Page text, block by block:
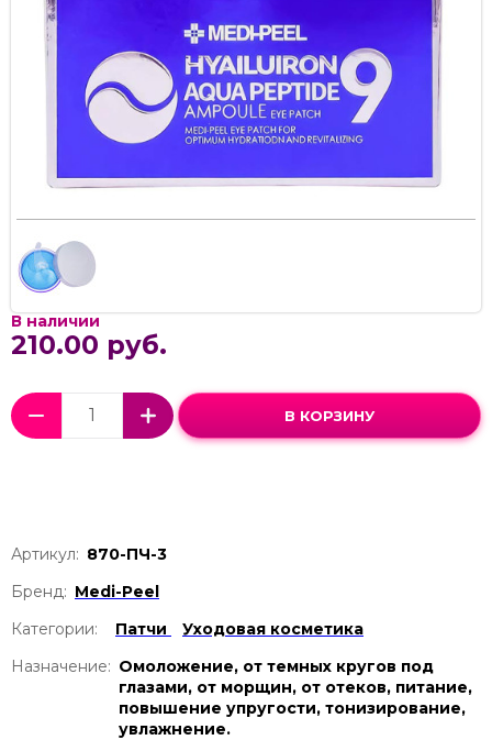
В наличии
210.00 руб.
В КОРЗИНУ
Артикул: 870-ПЧ-3
Бренд: Medi-Peel
Категории:
Патчи
Уходовая косметика
Назначение: Омоложение, от темных кругов под
глазами, от морщин, от отеков, питание,
повышение упругости, тонизирование,
увлажнение.